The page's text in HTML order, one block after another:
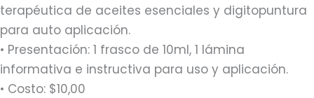
terapéutica de aceites esenciales y digitopuntura
para auto aplicación.
• Presentación: 1 frasco de 10ml, 1 lámina
informativa e instructiva para uso y aplicación.
• Costo: $10,00